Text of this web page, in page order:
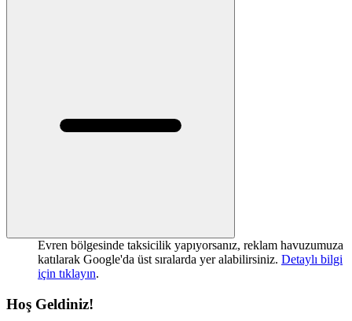
Evren bölgesinde taksicilik yapıyorsanız, reklam havuzumuza
katılarak Google'da üst sıralarda yer alabilirsiniz. Detaylı bilgi
için tıklayın.
Hoş Geldiniz!